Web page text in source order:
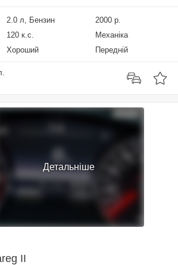
2.0 л, Бензин
2000 р.
120 к.с.
Механіка
Хороший Передній
Детальніше
II